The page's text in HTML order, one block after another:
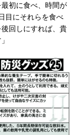
初に食べ、時間が
目にそれらを食べ
回しにすれば、貴